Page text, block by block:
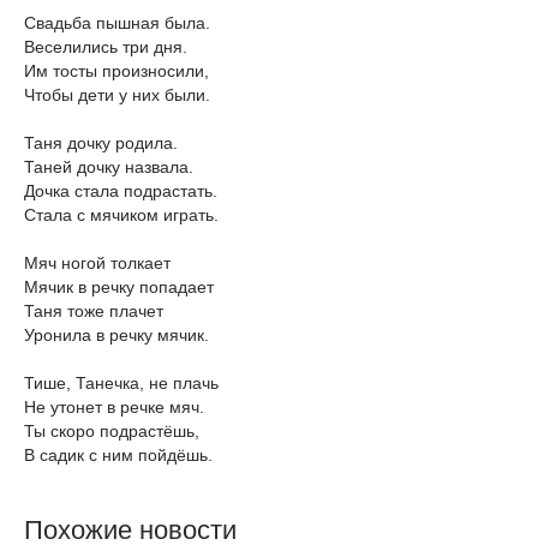
Свадьба пышная была.
Веселились три дня.
Им тосты произносили,
Чтобы дети у них были.
Таня дочку родила.
Таней дочку назвала.
Дочка стала подрастать.
Стала с мячиком играть.
Мяч ногой толкает
Мячик в речку попадает
Таня тоже плачет
Уронила в речку мячик.
Тише, Танечка, не плачь
Не утонет в речке мяч.
Ты скоро подрастёшь,
В садик с ним пойдёшь.
Похожие новости